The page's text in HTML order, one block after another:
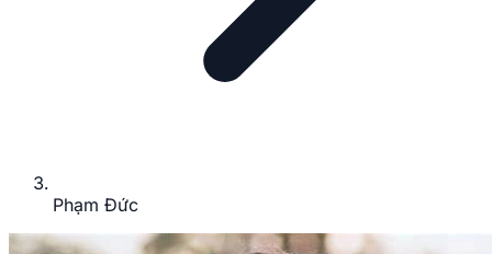
Phạm Đức